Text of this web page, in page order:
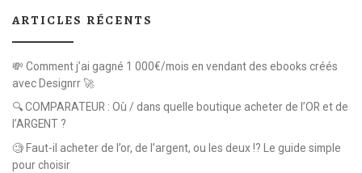
ARTICLES RÉCENTS
💸 Comment j’ai gagné 1 000€/mois en vendant des ebooks créés
avec Designrr 🚀
🔍 COMPARATEUR : Où / dans quelle boutique acheter de l’OR et de
l’ARGENT ?
🧐 Faut-il acheter de l’or, de l’argent, ou les deux !? Le guide simple
pour choisir